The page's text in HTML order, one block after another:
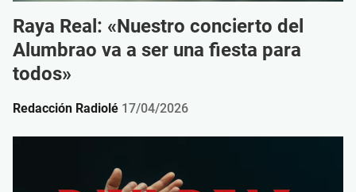
Raya Real: «Nuestro concierto del
Alumbrao va a ser una fiesta para
todos»
Redacción Radiolé 17/04/2026